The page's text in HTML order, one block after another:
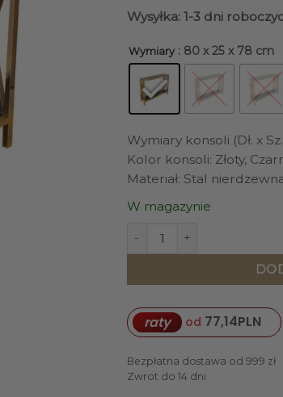
Wysyłka: 1-3 dni
Wymiary : 80 x 25 x 78 cm
Wymiary konsoli (Dł. x
Kolor konsoli: Złoty,
Materiał: Stal
W magazynie
ilość KONSOLA z półką
raty od 77,14PLN
Bezpłatna dostawa od 999 zł
Zwrot do 14 dni